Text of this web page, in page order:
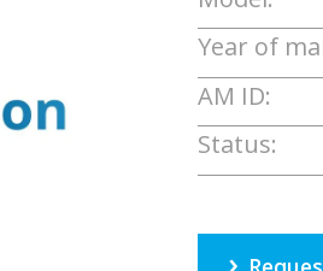
Year of
AM ID:
Status: